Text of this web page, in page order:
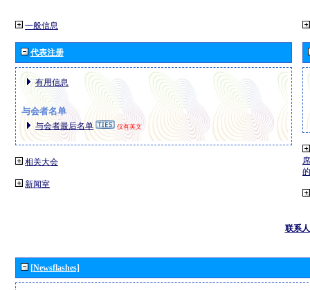
一般信息
代表注册
有用信息
与会者名单
与会者最后名单 仅有英文
相关大会
新闻室
联系人
[Newsflashes]